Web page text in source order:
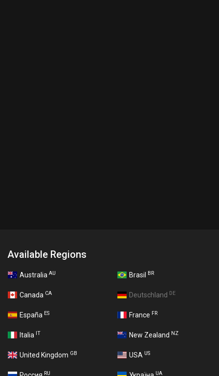
Available Regions
Australia AU Brasil BR
Canada CA Deutschland DE
España ES France FR
Italia IT New Zealand NZ
United Kingdom GB USA US
RU UA